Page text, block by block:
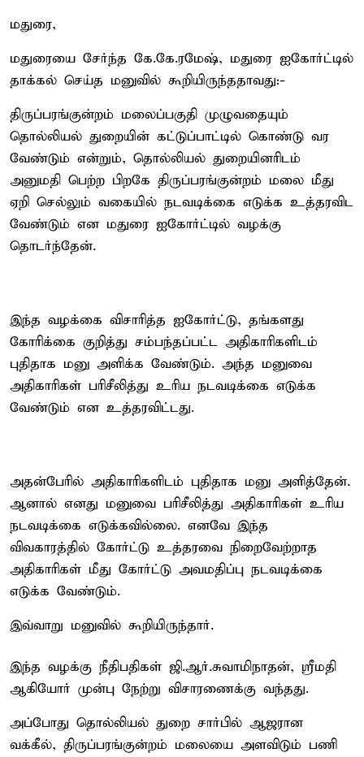
மதுரை,
மதுரையை சேர்ந்த கே.கே.ரமேஷ், மதுரை ஐகோர்ட்டில்
தாக்கல் செய்த மனுவில் கூறியிருந்ததாவது:-
திருப்பரங்குன்றம் மலைப்பகுதி முழுவதையும்
தொல்லியல் துறையின் கட்டுப்பாட்டில் கொண்டு வர
வேண்டும் என்றும், தொல்லியல் துறையினரிடம்
அனுமதி பெற்ற பிறகே திருப்பரங்குன்றம் மலை மீது
ஏறி செல்லும் வகையில் நடவடிக்கை எடுக்க உத்தரவிட
வேண்டும் என மதுரை ஐகோர்ட்டில் வழக்கு
தொடர்ந்தேன்.
இந்த வழக்கை விசாரித்த ஐகோர்ட்டு, தங்களது
கோரிக்கை குறித்து சம்பந்தப்பட்ட அதிகாரிகளிடம்
புதிதாக மனு அளிக்க வேண்டும். அந்த மனுவை
அதிகாரிகள் பரிசீலித்து உரிய நடவடிக்கை எடுக்க
வேண்டும் என உத்தரவிட்டது.
அதன்பேரில் அதிகாரிகளிடம் புதிதாக மனு அளித்தேன்.
ஆனால் எனது மனுவை பரிசீலித்து அதிகாரிகள் உரிய
நடவடிக்கை எடுக்கவில்லை. எனவே இந்த
விவகாரத்தில் கோர்ட்டு உத்தரவை நிறைவேற்றாத
அதிகாரிகள் மீது கோர்ட்டு அவமதிப்பு நடவடிக்கை
எடுக்க வேண்டும்.
இவ்வாறு மனுவில் கூறியிருந்தார்.
இந்த வழக்கு நீதிபதிகள் ஜி.ஆர்.சுவாமிநாதன், ஸ்ரீமதி
ஆகியோர் முன்பு நேற்று விசாரணைக்கு வந்தது.
அப்போது தொல்லியல் துறை சார்பில் ஆஜரான
வக்கீல், திருப்பரங்குன்றம் மலையை அளவிடும் பணி